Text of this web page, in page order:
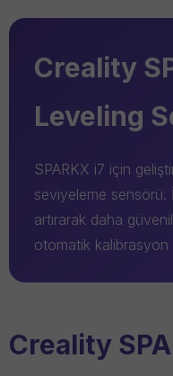
Creality
Leveling
SPARKX i7 için
seviyeleme
artırarak daha
otomatik kalibrasyon
Creality